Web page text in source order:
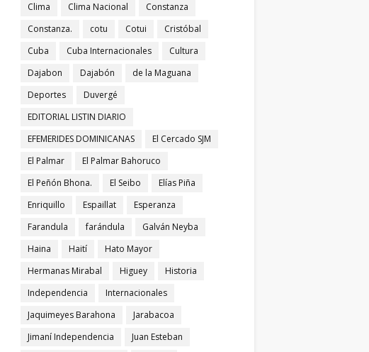
Clima
Clima Nacional
Constanza
Constanza.
cotu Cotui
Cristóbal
Cuba
Cuba Internacionales
Cultura
Dajabon
Dajabón
de la Maguana
Deportes
Duvergé
EDITORIAL LISTIN DIARIO
EFEMERIDES DOMINICANAS
El Cercado SJM
El Palmar
El Palmar Bahoruco
El Peñón Bhona.
El Seibo
Elías Piña
Enriquillo
Espaillat
Esperanza
Farandula
farándula
Galván Neyba
Haina
Haití
Hato Mayor
Hermanas Mirabal
Higuey
Historia
Independencia
Internacionales
Jaquimeyes Barahona
Jarabacoa
Jimaní Independencia
Juan Esteban